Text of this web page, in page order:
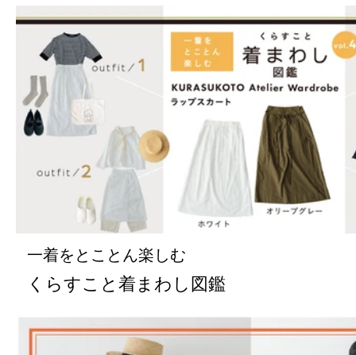
一着をとことん楽しむ
くらすこと着まわし図鑑